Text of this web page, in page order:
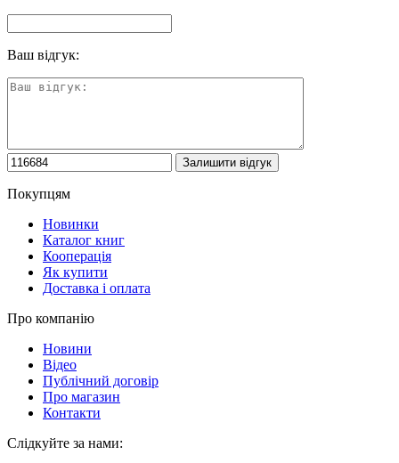
Ваш відгук:
Покупцям
Новинки
Каталог книг
Кооперація
Як купити
Доставка і оплата
Про компанію
Новини
Відео
Публічний договір
Про магазин
Контакти
Слідкуйте за нами: